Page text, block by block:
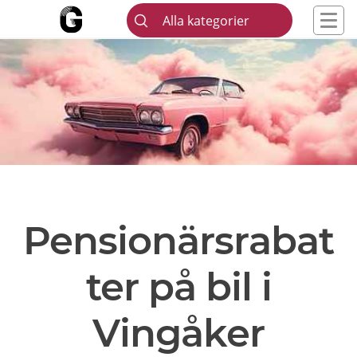
Alla kategorier
Pensionärsrabat
ter på bil i
Vingåker